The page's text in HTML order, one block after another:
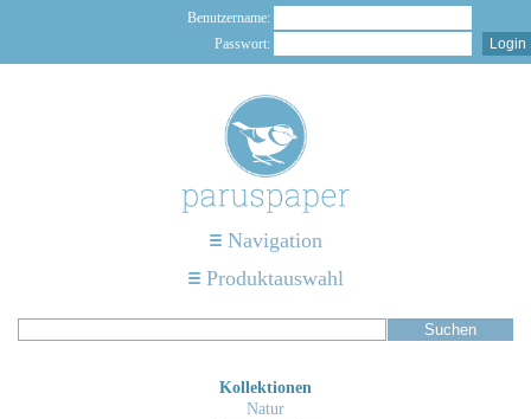
Benutzername:
Passwort:
Navigation
Produktauswahl
Kollektionen
Natur